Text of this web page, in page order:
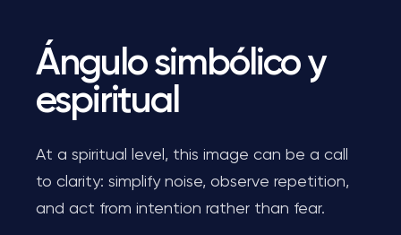
Ángulo simbólico y
espiritual
At a spiritual level, this image can be a call
to clarity: simplify noise, observe repetition,
and act from intention rather than fear.